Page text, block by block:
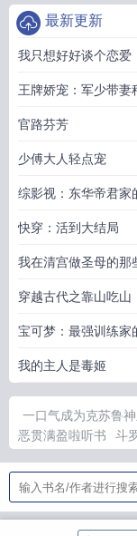
最新更新
我只想好好谈个恋爱
王牌娇宠：军少带妻
官路芬芳
少傅大人轻点宠
综影视：东华帝君家
快穿：活到大结局
我在清宫做圣母的那
穿越古代之靠山吃山
宝可梦：最强训练家
我的主人是毒姬
一口气成为克苏鲁
恶贯满盈啦听书
斗
牌还是名牌
隐伳大
店
摄政王总掐我桃
皇嫌我太过闹腾将我